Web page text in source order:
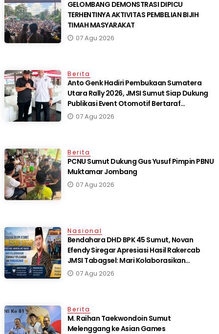
GELOMBANG DEMONSTRASI DIPICU
TERHENTINYA AKTIVITAS PEMBELIAN BIJIH
TIMAH MASYARAKAT
07 Agu 2026
Berita
Anto Genk Hadiri Pembukaan Sumatera
Utara Rally 2026, JMSI Sumut Siap Dukung
Publikasi Event Otomotif Bertaraf
Internasional*
07 Agu 2026
Berita
PCNU Sumut Dukung Gus Yusuf Pimpin PBNU
Muktamar Jombang
07 Agu 2026
Nasional
Bendahara DHD BPK 45 Sumut, Novan
Efendy Siregar Apresiasi Hasil Rakercab
JMSI Tabagsel: Mari Kolaborasikan
Semangat Perjuangan dan Pembangunan
07 Agu 2026
Berita
M. Raihan Taekwondoin Sumut
Melenggang ke Asian Games